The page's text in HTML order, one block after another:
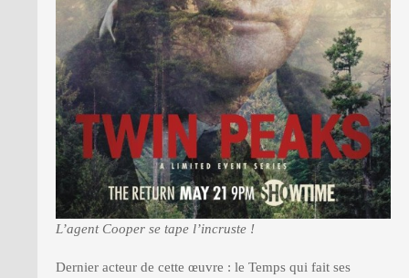
L’agent Cooper se tape l’incruste !
Dernier acteur de cette œuvre : le Temps qui fait ses